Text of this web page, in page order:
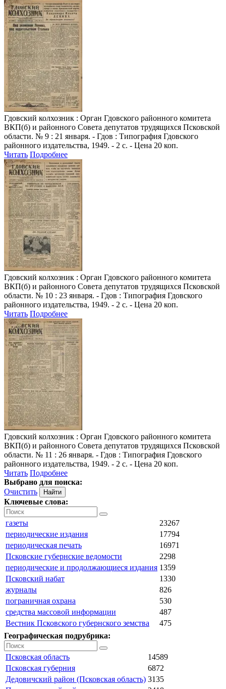
Гдовский колхозник : Орган Гдовского районного комитета
ВКП(б) и районного Совета депутатов трудящихся Псковской
области. № 9 : 21 января. - Гдов : Типография Гдовского
районного издательства, 1949. - 2 с. - Цена 20 коп.
Читать Подробнее
Гдовский колхозник : Орган Гдовского районного комитета
ВКП(б) и районного Совета депутатов трудящихся Псковской
области. № 10 : 23 января. - Гдов : Типография Гдовского
районного издательства, 1949. - 2 с. - Цена 20 коп.
Читать Подробнее
Гдовский колхозник : Орган Гдовского районного комитета
ВКП(б) и районного Совета депутатов трудящихся Псковской
области. № 11 : 26 января. - Гдов : Типография Гдовского
районного издательства, 1949. - 2 с. - Цена 20 коп.
Читать Подробнее
Выбрано для поиска:
Очистить
Ключевые слова:
газеты
23267
периодические издания
17794
периодическая печать
16971
Псковские губернские ведомости
2298
периодические и продолжающиеся издания 1359
Псковский набат
1330
журналы
826
пограничная охрана
530
средства массовой информации
487
Вестник Псковского губернского земства
475
Географическая подрубрика:
Псковская область
14589
Псковская губерния
6872
Дедовичский район (Псковская область) 3135